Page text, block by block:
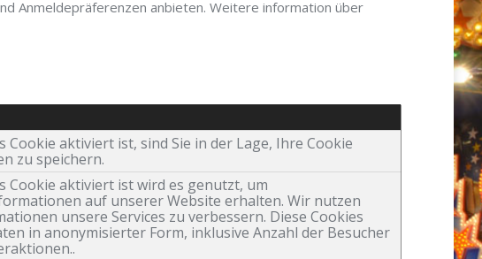
Anmeldepräferenzen anbieten. Weitere information über
Cookie aktiviert ist, sind Sie in der Lage, Ihre Cookie
zu speichern.
Cookie aktiviert ist wird es genutzt, um
auf unserer Website erhalten. Wir nutzen
unsere Services zu verbessern. Diese Cookies
in anonymisierter Form, inklusive Anzahl der Besucher